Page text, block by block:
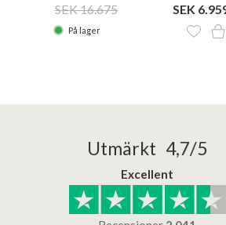
SEK 16.675 SEK
På lager
Utmärkt 4,7/5
Excellent
Bad og Stil
30/
Bad&stil var verkligen
arbeta med och
våra kunders